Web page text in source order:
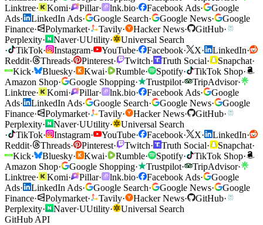
Linktree· Komi· Pillar· lnk.bio· Facebook Ads·
Google
Ads· LinkedIn Ads· Google Search· Google News·
Google
Finance· Polymarket· Tavily· Hacker News· GitHub·
Perplexity· Naver·UUtility·
Universal Search
·
TikTok· Instagram· YouTube· Facebook· X· LinkedIn·
Reddit· Threads· Pinterest· Twitch· Truth Social· Snapchat·
Kick· Bluesky· Kwai· Rumble· Spotify· TikTok Shop·
Amazon Shop· Google Shopping· Trustpilot· TripAdvisor·
Linktree· Komi· Pillar· lnk.bio· Facebook Ads·
Google
Ads· LinkedIn Ads· Google Search· Google News·
Google
Finance· Polymarket· Tavily· Hacker News· GitHub·
Perplexity· Naver·UUtility·
Universal Search
·
TikTok· Instagram· YouTube· Facebook· X· LinkedIn·
Reddit· Threads· Pinterest· Twitch· Truth Social· Snapchat·
Kick· Bluesky· Kwai· Rumble· Spotify· TikTok Shop·
Amazon Shop· Google Shopping· Trustpilot· TripAdvisor·
Linktree· Komi· Pillar· lnk.bio· Facebook Ads·
Google
Ads· LinkedIn Ads· Google Search· Google News·
Google
Finance· Polymarket· Tavily· Hacker News· GitHub·
Perplexity· Naver·UUtility·
Universal Search
GitHub API